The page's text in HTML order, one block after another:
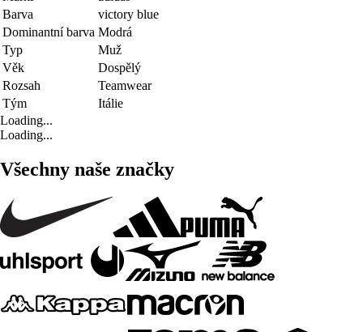
Barva
victory blue
Dominantní barva Modrá
Typ
Muž
Věk
Dospělý
Rozsah
Teamwear
Tým
Itálie
Loading...
Loading...
Všechny naše značky